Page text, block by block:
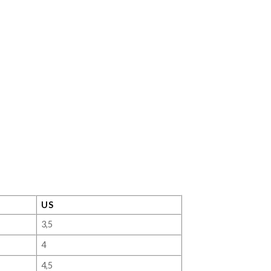
US
3,5
4
4,5